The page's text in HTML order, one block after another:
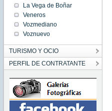
La Vega de Boñar
Veneros
Vozmediano
Voznuevo
TURISMO Y OCIO
PERFIL DE CONTRATANTE